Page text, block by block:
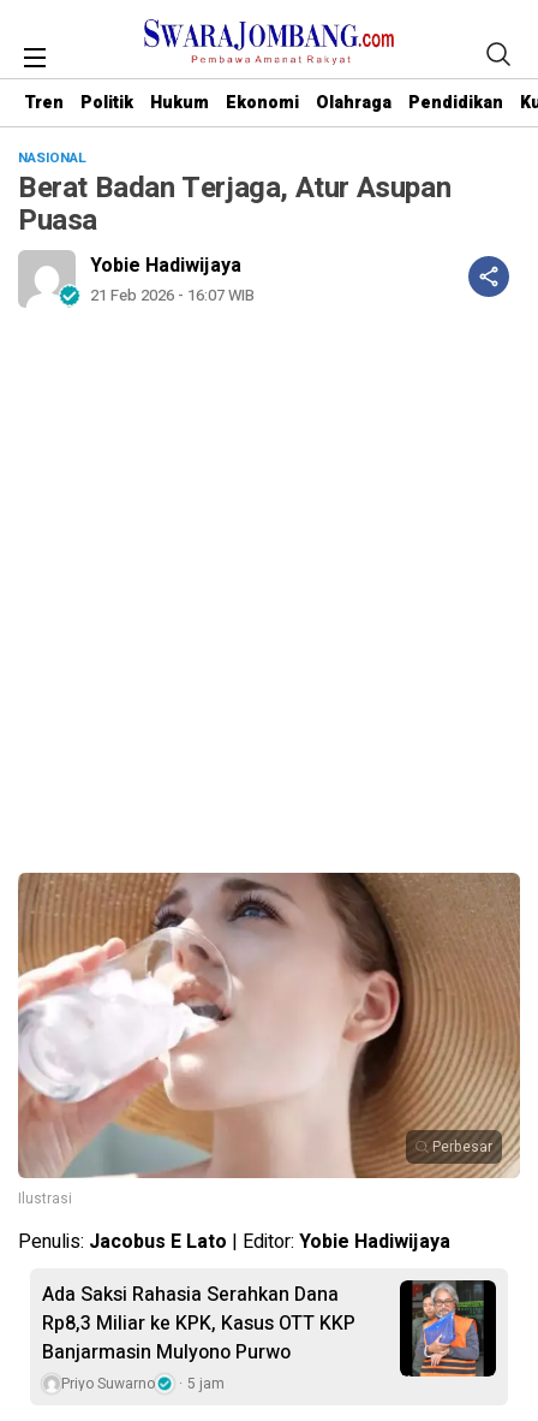
Tren Politik Hukum Ekonomi Olahraga Pendidikan
NASIONAL
Berat Badan Terjaga, Atur Asupan
Puasa
Yobie Hadiwijaya
21 Feb 2026 - 16:07 WIB
Perbesar
Ilustrasi
Penulis: Jacobus E Lato | Editor: Yobie Hadiwijaya
Ada Saksi Rahasia Serahkan Dana
Rp8,3 Miliar ke KPK, Kasus OTT KKP
Banjarmasin Mulyono Purwo
Priyo Suwarno 5 jam